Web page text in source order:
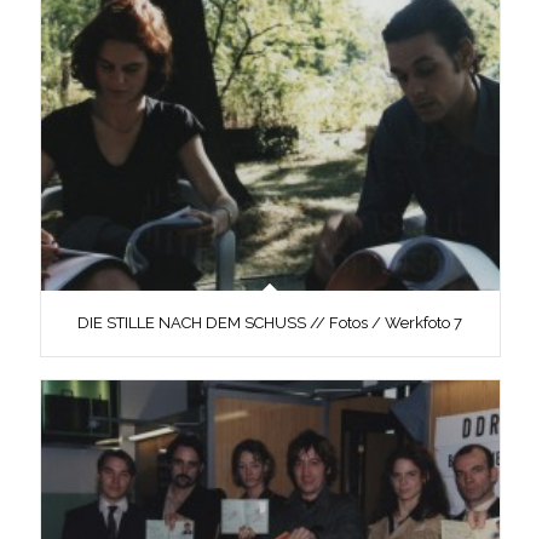
DIE STILLE NACH DEM SCHUSS // Fotos / Werkfoto 7